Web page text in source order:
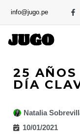
info@jugo.pe
25 AÑOS
DÍA
Natalia
10/01/2021